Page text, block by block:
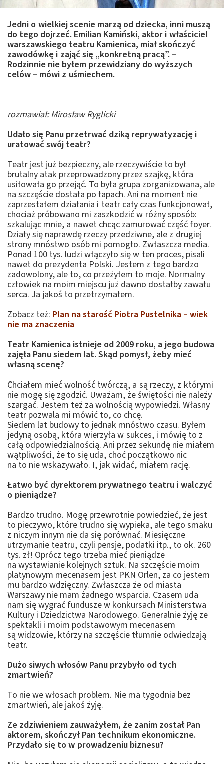
Jedni o wielkiej scenie marzą od dziecka, inni muszą
do tego dojrzeć. Emilian Kamiński, aktor i właściciel
warszawskiego teatru Kamienica, miał skończyć
zawodówkę i zająć się „konkretną pracą”. –
Rodzinnie nie byłem przewidziany do wyższych
celów – mówi z uśmiechem.
rozmawiał: Mirosław Ryglicki
Udało się Panu przetrwać dziką reprywatyzację i
uratować swój teatr?
Teatr jest już bezpieczny, ale rzeczywiście to był
brutalny atak przeprowadzony przez szajkę, która
usiłowała go przejąć. To była grupa zorganizowana, ale
na szczęście dostała po łapach. Ani na moment nie
zaprzestałem działania i teatr cały czas funkcjonował,
chociaż próbowano mi zaszkodzić w różny sposób:
szkalując mnie, a nawet chcąc zamurować część foyer.
Działy się naprawdę rzeczy przedziwne, ale z drugiej
strony mnóstwo osób mi pomogło. Zwłaszcza media.
Ponad 100 tys. ludzi włączyło się w ten proces, pisali
nawet do prezydenta Polski. Jestem z tego bardzo
zadowolony, ale to, co przeżyłem to moje. Normalny
człowiek na moim miejscu już dawno dostałby zawału
serca. Ja jakoś to przetrzymałem.
Zobacz też: Plan na starość Piotra Pustelnika – wiek
nie ma znaczenia
Teatr Kamienica istnieje od 2009 roku, a jego budowa
zajęła Panu siedem lat. Skąd pomysł, żeby mieć
własną scenę?
Chciałem mieć wolność twórczą, a są rzeczy, z którymi
nie mogę się zgodzić. Uważam, że świętości nie należy
szargać. Jestem też za wolnością wypowiedzi. Własny
teatr pozwala mi mówić to, co chcę.
Siedem lat budowy to jednak mnóstwo czasu. Byłem
jedyną osobą, która wierzyła w sukces, i mówię to z
całą odpowiedzialnością. Ani przez sekundę nie miałem
wątpliwości, że to się uda, choć początkowo nic
na to nie wskazywało. I, jak widać, miałem rację.
Łatwo być dyrektorem prywatnego teatru i walczyć
o pieniądze?
Bardzo trudno. Mogę przewrotnie powiedzieć, że jest
to pieczywo, które trudno się wypieka, ale tego smaku
z niczym innym nie da się porównać. Miesięczne
utrzymanie teatru, czyli pensje, podatki itp., to ok. 260
tys. zł! Oprócz tego trzeba mieć pieniądze
na wystawianie kolejnych sztuk. Na szczęście moim
platynowym mecenasem jest PKN Orlen, za co jestem
mu bardzo wdzięczny. Zwłaszcza że od miasta
Warszawy nie mam żadnego wsparcia. Czasem uda
nam się wygrać fundusze w konkursach Ministerstwa
Kultury i Dziedzictwa Narodowego. Generalnie żyję ze
spektakli i moim podstawowym mecenasem
są widzowie, którzy na szczęście tłumnie odwiedzają
teatr.
Dużo siwych włosów Panu przybyło od tych
zmartwień?
To nie we włosach problem. Nie ma tygodnia bez
zmartwień, ale jakoś żyję.
Ze zdziwieniem zauważyłem, że zanim został Pan
aktorem, skończył Pan technikum ekonomiczne.
Przydało się to w prowadzeniu biznesu?